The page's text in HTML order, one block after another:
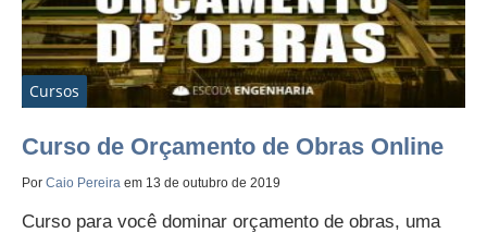
Cursos
Curso de Orçamento de Obras Online
Por Caio Pereira em 13 de outubro de 2019
Curso para você dominar orçamento de obras, uma